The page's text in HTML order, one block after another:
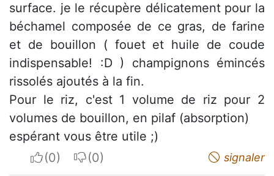
surface. je le récupère délicatement pour la
béchamel composée de ce gras, de farine
et de bouillon ( fouet et huile de coude
indispensable! :D ) champignons émincés
rissolés ajoutés à la fin.
Pour le riz, c'est 1 volume de riz pour 2
volumes de bouillon, en pilaf (absorption)
espérant vous être utile ;)
I apreciateI do not appreciate signaler